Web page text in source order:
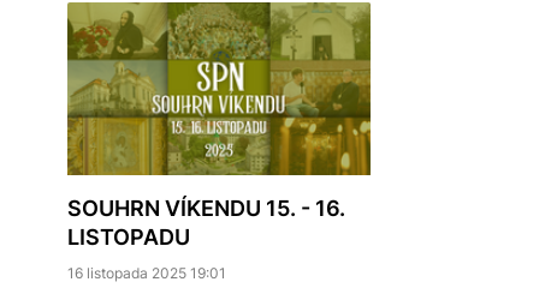
SOUHRN VÍKENDU 15. - 16.
LISTOPADU
16 listopada 2025 19:01